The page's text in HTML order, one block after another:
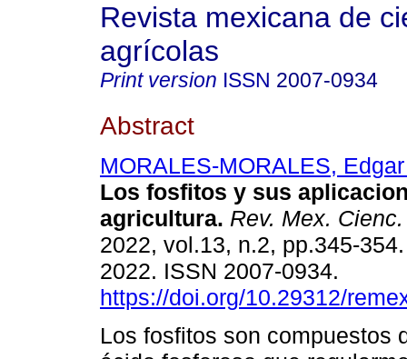
Revista mexicana de
agrícolas
Print version ISSN 2007-0934
Abstract
MORALES-MORALES,
Los fosfitos y sus
agricultura. Rev. Mex.
2022, vol.13, n.2, pp.345-
2022. ISSN 2007-0934.
https://doi.org/10.29312/
Los fosfitos son compuestos